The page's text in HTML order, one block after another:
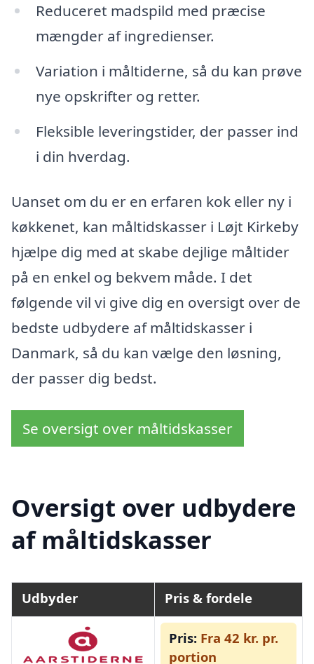
Reduceret madspild med præcise
mængder af ingredienser.
Variation i måltiderne, så du kan prøve
nye opskrifter og retter.
Fleksible leveringstider, der passer ind
i din hverdag.
Uanset om du er en erfaren kok eller ny i
køkkenet, kan måltidskasser i Løjt Kirkeby
hjælpe dig med at skabe dejlige måltider
på en enkel og bekvem måde. I det
følgende vil vi give dig en oversigt over de
bedste udbydere af måltidskasser i
Danmark, så du kan vælge den løsning,
der passer dig bedst.
Se oversigt over måltidskasser
Oversigt over udbydere
af måltidskasser
Udbyder Pris & fordele
Pris: Fra 42 kr. pr.
portion